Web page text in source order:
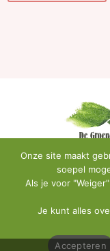
© De
Onze site maakt
soepel
Als je voor
Je kunt alles
Accepteren